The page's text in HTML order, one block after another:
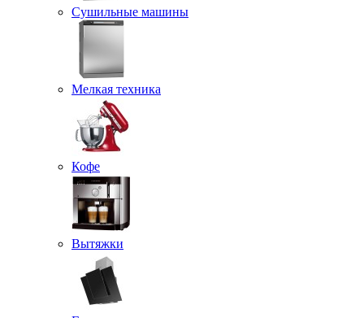
Сушильные машины
Мелкая техника
Кофе
Вытяжки